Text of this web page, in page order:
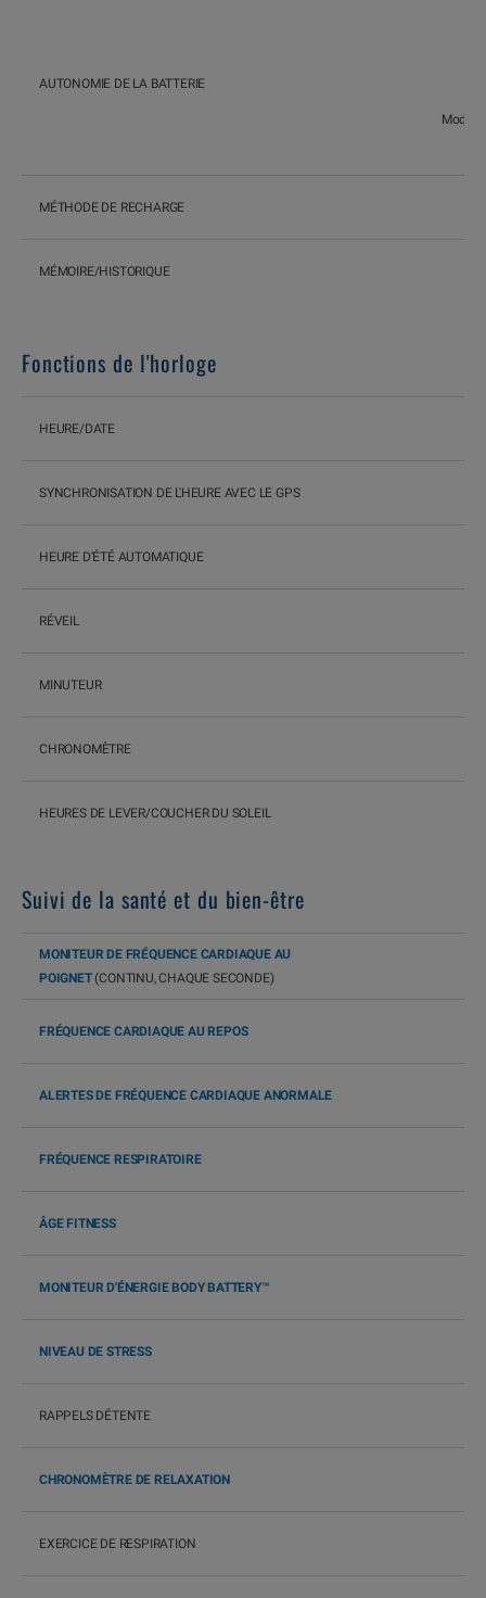
AUTONOMIE DE LA BATTERIE
Mode
MÉTHODE DE RECHARGE
MÉMOIRE/HISTORIQUE
Fonctions de l'horloge
HEURE/DATE
SYNCHRONISATION DE L'HEURE AVEC LE GPS
HEURE D'ÉTÉ AUTOMATIQUE
RÉVEIL
MINUTEUR
CHRONOMÈTRE
HEURES DE LEVER/COUCHER DU SOLEIL
Suivi de la santé et du bien-être
MONITEUR DE FRÉQUENCE CARDIAQUE AU
POIGNET(CONTINU, CHAQUE SECONDE)
FRÉQUENCE CARDIAQUE AU REPOS
ALERTES DE FRÉQUENCE CARDIAQUE ANORMALE
FRÉQUENCE RESPIRATOIRE
ÂGE FITNESS
MONITEUR D'ÉNERGIE BODY BATTERY™
NIVEAU DE STRESS
RAPPELS DÉTENTE
CHRONOMÈTRE DE RELAXATION
EXERCICE DE RESPIRATION